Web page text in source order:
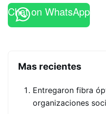
Chat on WhatsApp
Mas recientes
Entregaron fibra
organizaciones